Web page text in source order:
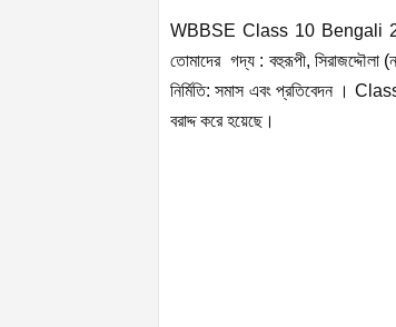
WBBSE Class 10 Bengali 2nd
তোমাদের গদ্য : বহুরূপী,
নির্মিতি: সমাস এবং প্রতিবেদন ।
বরাদ্দ করে হয়েছে।